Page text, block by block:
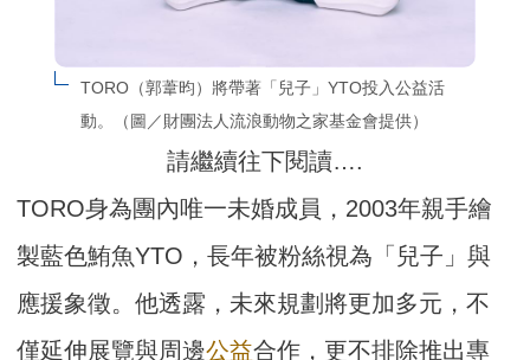
TORO（郭葦昀）將帶著「兒子」YTO投入公益活
動。（圖／財團法人流浪動物之家基金會提供）
請繼續往下閱讀….
TORO身為團內唯一未婚成員，2003年親手繪
製藍色鮪魚YTO，長年被粉絲視為「兒子」與
應援象徵。他透露，未來規劃將更加多元，不
僅延伸展覽與周邊公益合作，更不排除推出專